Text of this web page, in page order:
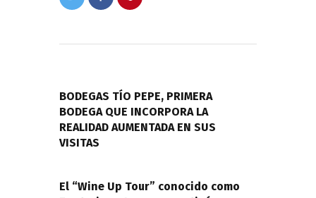
entradas
BODEGAS TÍO PEPE, PRIMERA
BODEGA QUE INCORPORA LA
REALIDAD AUMENTADA EN SUS
VISITAS
El “Wine Up Tour” conocido como